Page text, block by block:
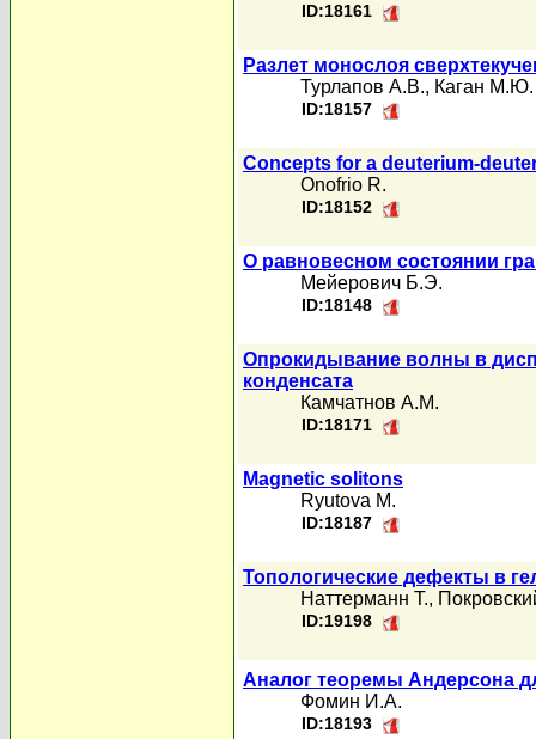
ID:18161
Разлет монослоя
Турлапов А.В., Каган М.Ю.
ID:18157
Concepts for a deuterium-
Onofrio R.
ID:18152
О равновесном состоянии
Мейерович Б.Э.
ID:18148
Опрокидывание волны в
конденсата
Камчатнов А.М.
ID:18171
Magnetic solitons
Ryutova M.
ID:18187
Топологические дефекты в
Наттерманн Т.,
ID:19198
Аналог теоремы Андерсона
Фомин И.А.
ID:18193